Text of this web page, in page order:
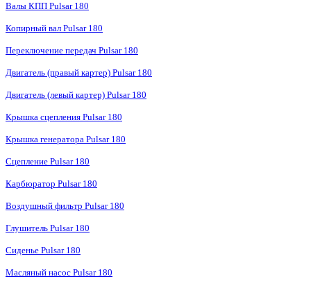
Валы КПП Pulsar 180
Копирный вал Pulsar 180
Переключение передач Pulsar 180
Двигатель (правый картер) Pulsar 180
Двигатель (левый картер) Pulsar 180
Крышка сцепления Pulsar 180
Крышка генератора Pulsar 180
Сцепление Pulsar 180
Карбюратор Pulsar 180
Воздушный фильтр Pulsar 180
Глушитель Pulsar 180
Сиденье Pulsar 180
Масляный насос Pulsar 180